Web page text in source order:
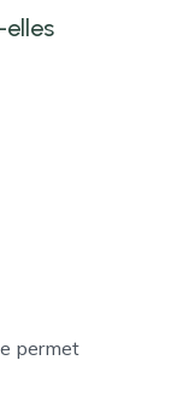
permet